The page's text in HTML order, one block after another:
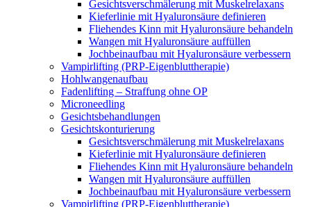
Gesichtsverschmälerung mit Muskelrelaxans
Kieferlinie mit Hyaluronsäure definieren
Fliehendes Kinn mit Hyaluronsäure behandeln
Wangen mit Hyaluronsäure auffüllen
Jochbeinaufbau mit Hyaluronsäure verbessern
Vampirlifting (PRP-Eigenbluttherapie)
Hohlwangenaufbau
Fadenlifting – Straffung ohne OP
Microneedling
Gesichtsbehandlungen
Gesichtskonturierung
Gesichtsverschmälerung mit Muskelrelaxans
Kieferlinie mit Hyaluronsäure definieren
Fliehendes Kinn mit Hyaluronsäure behandeln
Wangen mit Hyaluronsäure auffüllen
Jochbeinaufbau mit Hyaluronsäure verbessern
Vampirlifting (PRP-Eigenbluttherapie)